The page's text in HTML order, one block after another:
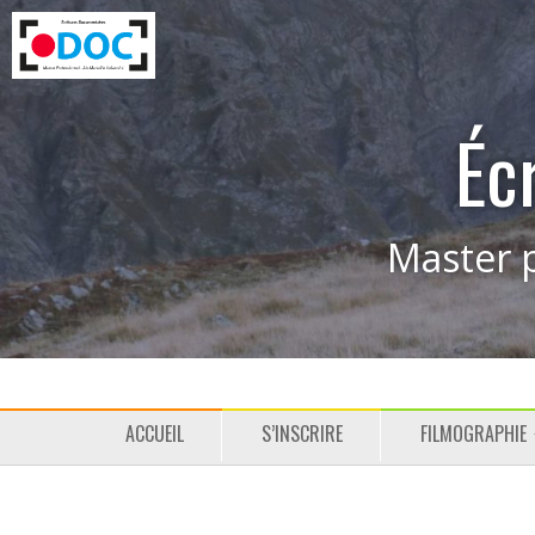
Master
M
e
P
ACCUEIL S’INSCRIRE FILMOGRAPHIE